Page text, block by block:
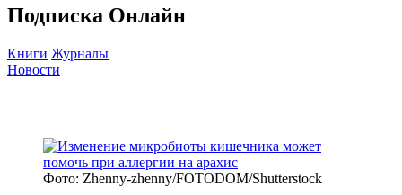
Подписка Онлайн
Книги Журналы
Новости
Фото: Zhenny-zhenny/FOTODOM/Shutterstock